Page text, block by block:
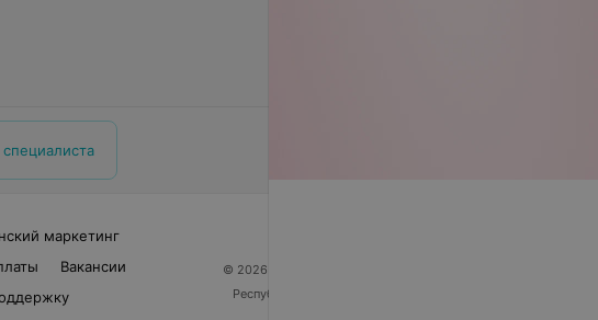
маркетинг
Вакансии
© 2026 ООО «Артокс Лаб», УНП 191700409
Республика Беларусь, г. Минск, улица Толбухина, 2,